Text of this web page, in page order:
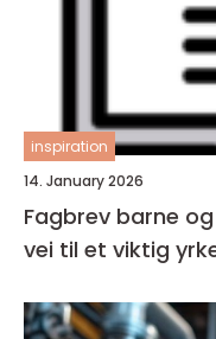
inspiration
14. January 2026
Fagbrev barne og
vei til et viktig